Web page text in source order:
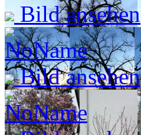
Bild ansehen
Bild ansehen